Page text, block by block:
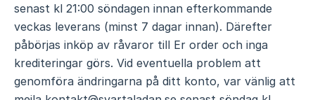
senast kl 21:00 söndagen innan efterkommande
veckas leverans (minst 7 dagar innan). Därefter
påbörjas inköp av råvaror till Er order och inga
krediteringar görs. Vid eventuella problem att
genomföra ändringarna på ditt konto, var vänlig att